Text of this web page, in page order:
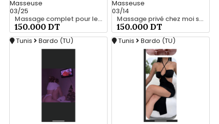
Masseuse
03/25
Massage complet pour les hommes srd 20466285
150.000 DT
Masseuse
03/14
Massage privé chez moi srd 55066248
150.000 DT
Tunis Bardo (TU) Tunis Bardo (TU)